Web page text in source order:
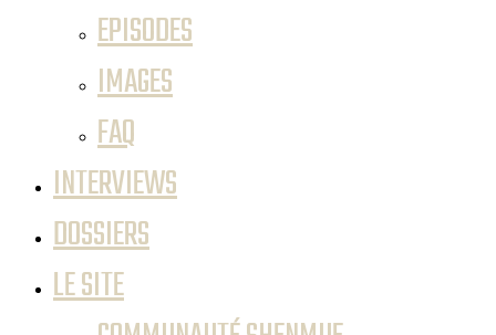
EPISODES
IMAGES
FAQ
INTERVIEWS
DOSSIERS
LE SITE